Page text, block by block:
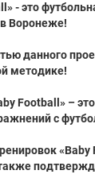
- это
в Воронеже!
данного
методике!
Football» –
с